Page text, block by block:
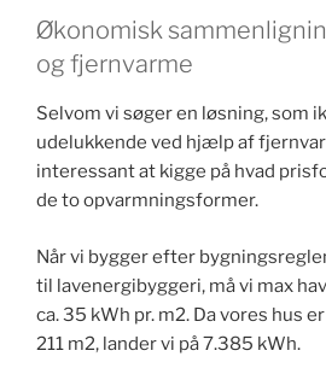
Økonomisk
og fjernvarme
Selvom vi søger en løsning, som
udelukkende ved hjælp af
interessant at kigge på hvad
de to opvarmningsformer.
Når vi bygger efter
til lavenergibyggeri, må vi max
ca. 35 kWh pr. m2. Da vores hus
211 m2, lander vi på 7.385 kWh.